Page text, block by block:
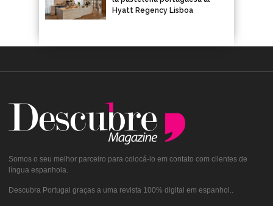
Hyatt Regency Lisboa
Somos o seu melhor parceiro para colocá-lo em contato com clientes de
língua espanhola.
Descubra Portugal graças a uma revista 100% digital em espanhol..